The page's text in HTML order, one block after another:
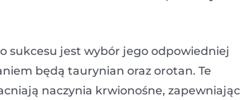
sukcesu jest wybór jego odpowiedniej
będą taurynian oraz orotan. Te
naczynia krwionośne, zapewniając